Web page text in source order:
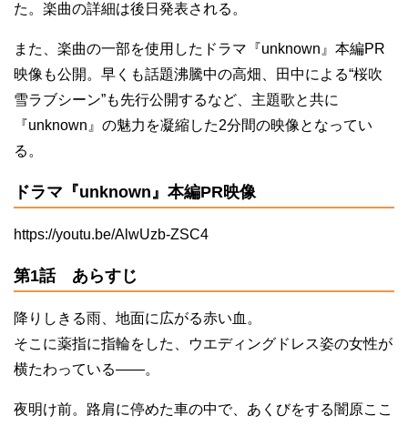
た。楽曲の詳細は後日発表される。
また、楽曲の一部を使用したドラマ『unknown』本編PR
映像も公開。早くも話題沸騰中の高畑、田中による“桜吹
雪ラブシーン”も先行公開するなど、主題歌と共に
『unknown』の魅力を凝縮した2分間の映像となってい
る。
ドラマ『unknown』本編PR映像
https://youtu.be/AlwUzb-ZSC4
第1話 あらすじ
降りしきる雨、地面に広がる赤い血。
そこに薬指に指輪をした、ウエディングドレス姿の女性が
横たわっている――。
夜明け前。路肩に停めた車の中で、あくびをする闇原ここ